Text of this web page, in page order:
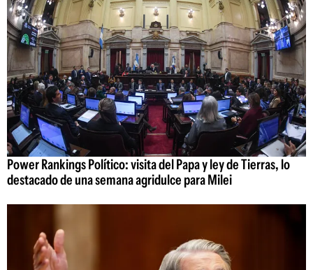
Power Rankings Político: visita del Papa y ley de Tierras, lo
destacado de una semana agridulce para Milei